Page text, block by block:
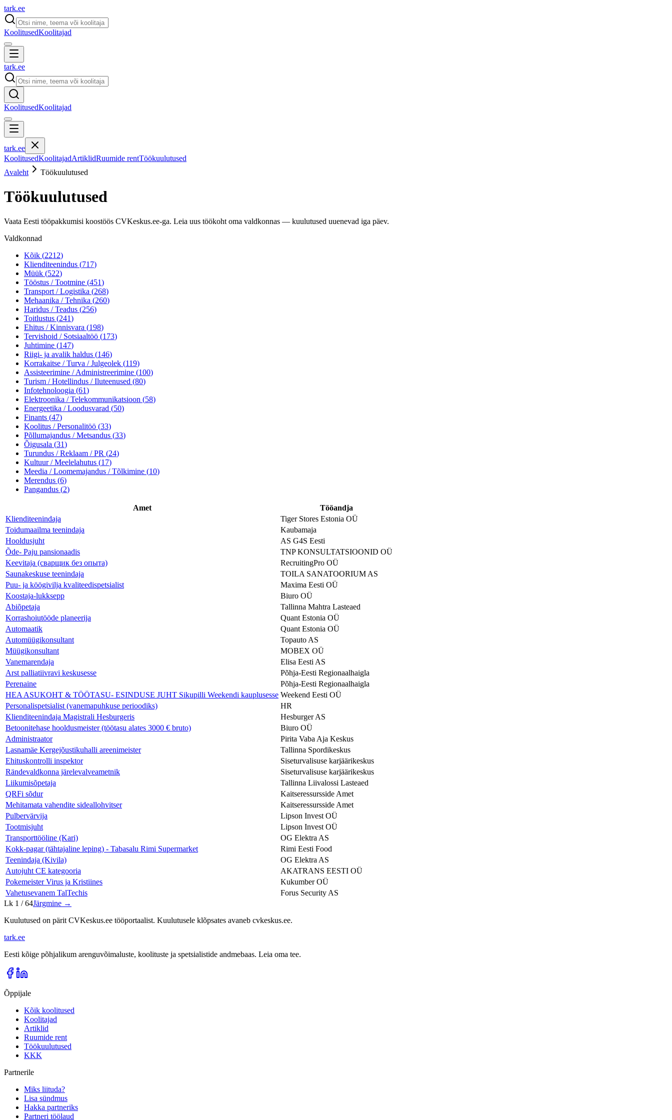
tark.ee
KoolitusedKoolitajad
tark.ee
KoolitusedKoolitajad
tark.ee
KoolitusedKoolitajadArtiklidRuumide rentTöökuulutused
Avaleht
Töökuulutused
Töökuulutused
Vaata Eesti tööpakkumisi koostöös CVKeskus.ee-ga. Leia uus töökoht oma valdkonnas — kuulutused uuenevad iga päev.
Valdkonnad
Kõik (2212)
Klienditeenindus (717)
Müük (522)
Tööstus / Tootmine (451)
Transport / Logistika (268)
Mehaanika / Tehnika (260)
Haridus / Teadus (256)
Toitlustus (241)
Ehitus / Kinnisvara (198)
Tervishoid / Sotsiaaltöö (173)
Juhtimine (147)
Riigi- ja avalik haldus (146)
Korrakaitse / Turva / Julgeolek (119)
Assisteerimine / Administreerimine (100)
Turism / Hotellindus / Iluteenused (80)
Infotehnoloogia (61)
Elektroonika / Telekommunikatsioon (58)
Energeetika / Loodusvarad (50)
Finants (47)
Koolitus / Personalitöö (33)
Põllumajandus / Metsandus (33)
Õigusala (31)
Turundus / Reklaam / PR (24)
Kultuur / Meelelahutus (17)
Meedia / Loomemajandus / Tõlkimine (10)
Merendus (6)
Pangandus (2)
Amet
Tööandja
Klienditeenindaja
Tiger Stores Estonia OÜ
Toidumaailma teenindaja
Kaubamaja
Hooldusjuht
AS G4S Eesti
Õde- Paju pansionaadis
TNP KONSULTATSIOONID OÜ
Keevitaja (сварщик без опыта)
RecruitingPro OÜ
Saunakeskuse teenindaja
TOILA SANATOORIUM AS
Puu- ja köögivilja kvaliteedispetsialist
Maxima Eesti OÜ
Koostaja-lukksepp
Biuro OÜ
Abiõpetaja
Tallinna Mahtra Lasteaed
Korrashoiutööde planeerija
Quant Estonia OÜ
Automaatik
Quant Estonia OÜ
Automüügikonsultant
Topauto AS
Müügikonsultant
MOBEX OÜ
Vanemarendaja
Elisa Eesti AS
Arst palliatiivravi keskusesse
Põhja-Eesti Regionaalhaigla
Perenaine
Põhja-Eesti Regionaalhaigla
HEA ASUKOHT & TÖÖTASU- ESINDUSE JUHT Sikupilli Weekendi kauplusesse Weekend Eesti OÜ
Personalispetsialist (vanemapuhkuse perioodiks)
HR
Klienditeenindaja Magistrali Hesburgeris
Hesburger AS
Betoonitehase hooldusmeister (töötasu alates 3000 € bruto)
Biuro OÜ
Administraator
Pirita Vaba Aja Keskus
Lasnamäe Kergejõustikuhalli areenimeister
Tallinna Spordikeskus
Ehituskontrolli inspektor
Siseturvalisuse karjäärikeskus
Rändevaldkonna järelevalveametnik
Siseturvalisuse karjäärikeskus
Liikumisõpetaja
Tallinna Liivalossi Lasteaed
QRFi sõdur
Kaitseressursside Amet
Mehitamata vahendite sideallohvitser
Kaitseressursside Amet
Pulbervärvija
Lipson Invest OÜ
Tootmisjuht
Lipson Invest OÜ
Transporttööline (Kari)
OG Elektra AS
Kokk-pagar (tähtajaline leping) - Tabasalu Rimi Supermarket
Rimi Eesti Food
Teenindaja (Kivila)
OG Elektra AS
Autojuht CE kategooria
AKATRANS EESTI OÜ
Pokemeister Virus ja Kristiines
Kukumber OÜ
Vahetusevanem TalTechis
Forus Security AS
Lk 1 /64Järgmine →
Kuulutused on pärit CVKeskus.ee tööportaalist. Kuulutusele klõpsates avaneb cvkeskus.ee.
tark.ee
Eesti kõige põhjalikum arenguvõimaluste, koolituste ja spetsialistide andmebaas. Leia oma tee.
Õppijale
Kõik koolitused
Koolitajad
Artiklid
Ruumide rent
Töökuulutused
KKK
Partnerile
Miks liituda?
Lisa sündmus
Hakka partneriks
Partneri töölaud